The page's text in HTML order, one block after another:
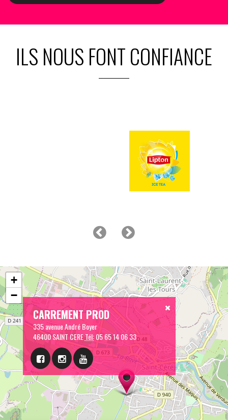
ILS NOUS FONT CONFIANCE
CARREMENT PROD
335 avenue André Boyer
46400 SAINT CERETél:05 65 14 06 33
+
−